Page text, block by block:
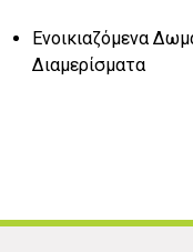
Ενοικιαζόμενα
Διαμερίσματα